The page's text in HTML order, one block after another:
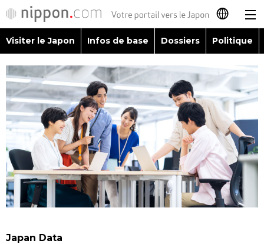
日本語
English
简体字
繁體字
Español
العربية
Visiter le Japon
Infos de base
Dossiers
Visiter le Japon Infos de base Dossiers Politique
Japan Data